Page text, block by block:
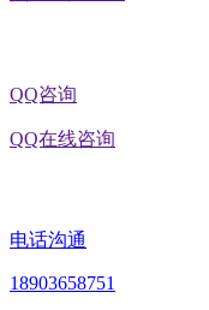
QQ咨询
QQ在线咨询
电话沟通
18903658751